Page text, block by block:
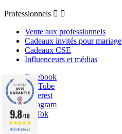
Professionnels  
Vente aux professionnels
Cadeaux invités pour mariage
Cadeaux CSE
Influenceurs et médias
Facebook
YouTube
Pinterest
Instagram
TikTok
9.8/10
BASÉ SUR 860 AVIS